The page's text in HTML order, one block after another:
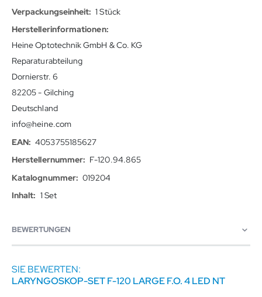
1 Stück
Heine Optotechnik GmbH & Co. KG
Reparaturabteilung
Dornierstr. 6
82205 - Gilching
Deutschland
info@heine.com
4053755185627
F-120.94.865
019204
1 Set
BEWERTUNGEN
SIE BEWERTEN:
LARYNGOSKOP-SET F-120 LARGE F.O. 4 LED NT